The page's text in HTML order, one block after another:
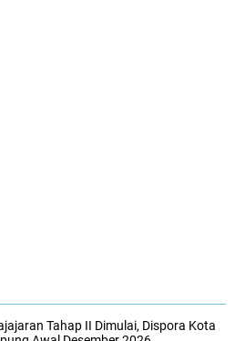
Tahap II Dimulai, Dispora Kota